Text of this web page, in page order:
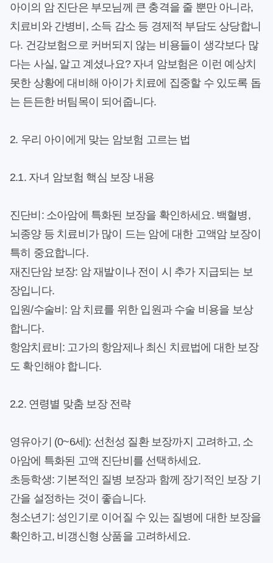
아이의 암 진단은 부모님께 큰 충격을 줄 뿐만 아니라,
치료비와 간병비, 소득 감소 등 경제적 부담도 상당합니
다. 건강보험으로 커버되지 않는 비용들이 생각보다 많
다는 사실, 알고 계셨나요? 자녀 암보험은 이런 예상치
못한 상황에 대비해 아이가 치료에 집중할 수 있도록 돕
는 든든한 버팀목이 되어줍니다.
2. 우리 아이에게 맞는 암보험 고르는 법
2.1. 자녀 암보험 핵심 보장 내용
진단비:소아암에 특화된 보장을 확인하세요. 백혈병,
뇌종양 등 치료비가 많이 드는 암에 대한 고액암 보장이
특히 중요합니다.
재진단암 보장: 암 재발이나 전이 시 추가 지급되는 보
장입니다.
입원/수술비: 암 치료를 위한 입원과 수술 비용을 보상
합니다.
항암치료비: 고가의 항암제나 최신 치료법에 대한 보장
도 확인해야 합니다.
2.2. 연령별 맞춤 보장 전략
영유아기 (0~6세): 선천성 질환 보장까지 고려하고, 소
아암에 특화된 고액 진단비를 선택하세요.
초등학생: 기본적인 질병 보장과 함께 장기적인 보장 기
간을 설정하는 것이 좋습니다.
청소년기: 성인기로 이어질 수 있는 질병에 대한 보장을
확인하고, 비갱신형 상품을 고려하세요.